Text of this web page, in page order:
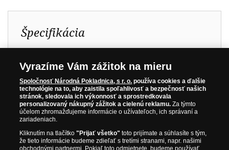
Špecifikácia
Kov:
Rýdze zlato 999/1000
Priemer:
Hmotnosť:
2,50 g
Kvalita:
Proof
Certifikácia:
Nominálna hodnota:
5 $
Krajina pôvodu:
Niue
Vyrazíme Vám zážitok na mieru
Spoločnosť Národná Pokladnica, s r. o. používa cookies a ďalšie
technológie na to, aby zaistila spoľahlivosť a bezpečnosť našich
stránok, sledovala ich výkonnosť a sprostredkovala
personalizovaný nákupný zážitok a cielenú reklamu. Za týmto
účelom zhromažďujeme informácie o užívateľoch, ich správaní a
zariadeniach.
Kliknutím na tlačítko"Prijať všetko" toto prijímate a súhlasíte s tým,
že tieto informácie budeme zdieľať s tretími stranami, napr. našimi
obchodnými partnermi. Pokiaľ toto odmietnete, budeme používať